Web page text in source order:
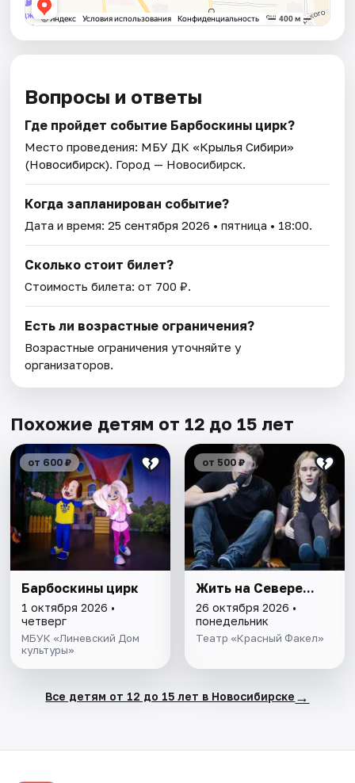
Вопросы и ответы
Где пройдет событие Барбоскины цирк?
Место проведения: МБУ ДК «Крылья Сибири»
(Новосибирск). Город — Новосибирск.
Когда запланирован событие?
Дата и время:25 сентября 2026 • пятница • 18:00.
Сколько стоит билет?
Стоимость билета: от 700 ₽.
Есть ли возрастные ограничения?
Возрастные ограничения уточняйте у
организаторов.
Похожие детям от 12 до 15 лет
от 600 ₽
Барбоскины цирк
1 октября 2026 •
четверг
МБУК «Линевский Дом
культуры»
от 500 ₽
Жить на Севере...
26 октября 2026 •
понедельник
Театр «Красный Факел»
Все детям от 12 до 15 лет в Новосибирске →